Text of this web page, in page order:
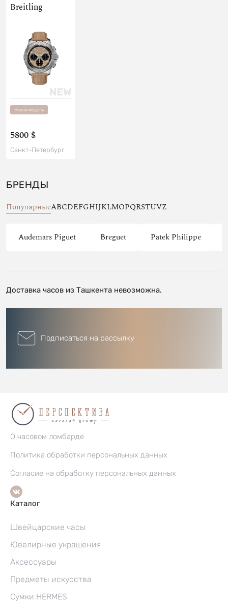
Breitling
Новая модель
5800 $
Санкт-Петербург
БРЕНДЫ
ПопулярныеABCDEFGHIJKLMOPQRSTUVZ
Audemars Piguet Breguet Patek Philippe
Доставка часов из Ташкента невозможна.
Подписаться на рассылку
О часовом ломбарде
Политика обработки персональных данных
Согласие на обработку персональных данных
Каталог
Швейцарские часы
Ювелирные украшения
Аксессуары
Предметы искусства
Сумки HERMES